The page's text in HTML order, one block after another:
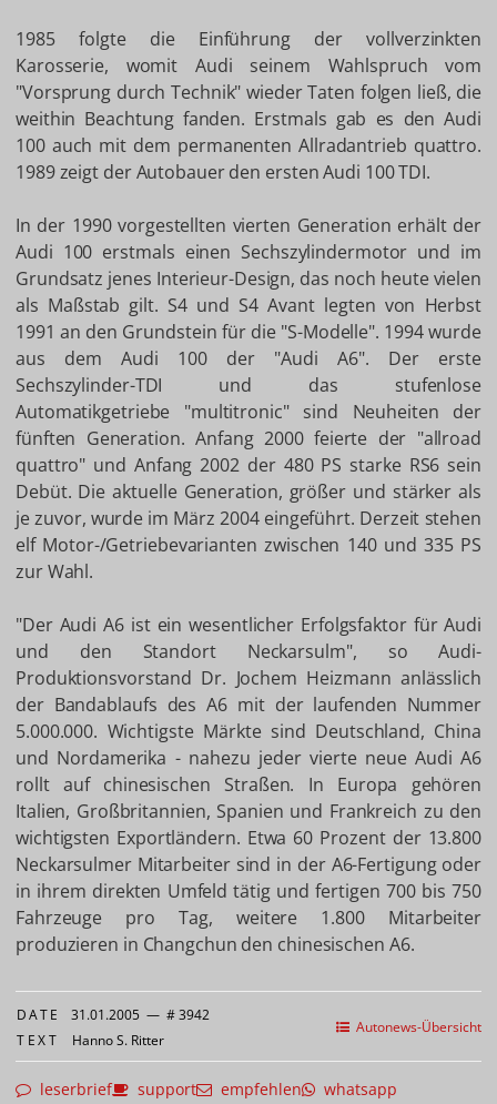
1985 folgte die Einführung der vollverzinkten
Karosserie, womit Audi seinem Wahlspruch vom
"Vorsprung durch Technik" wieder Taten folgen ließ, die
weithin Beachtung fanden. Erstmals gab es den Audi
100 auch mit dem permanenten Allradantrieb quattro.
1989 zeigt der Autobauer den ersten Audi 100 TDI.
In der 1990 vorgestellten vierten Generation erhält der
Audi 100 erstmals einen Sechszylindermotor und im
Grundsatz jenes Interieur-Design, das noch heute vielen
als Maßstab gilt. S4 und S4 Avant legten von Herbst
1991 an den Grundstein für die "S-Modelle". 1994 wurde
aus dem Audi 100 der "Audi A6". Der erste
Sechszylinder-TDI und das stufenlose
Automatikgetriebe "multitronic" sind Neuheiten der
fünften Generation. Anfang 2000 feierte der "allroad
quattro" und Anfang 2002 der 480 PS starke RS6 sein
Debüt. Die aktuelle Generation, größer und stärker als
je zuvor, wurde im März 2004 eingeführt. Derzeit stehen
elf Motor-/Getriebevarianten zwischen 140 und 335 PS
zur Wahl.
"Der Audi A6 ist ein wesentlicher Erfolgsfaktor für Audi
und den Standort Neckarsulm", so Audi-
Produktionsvorstand Dr. Jochem Heizmann anlässlich
der Bandablaufs des A6 mit der laufenden Nummer
5.000.000. Wichtigste Märkte sind Deutschland, China
und Nordamerika - nahezu jeder vierte neue Audi A6
rollt auf chinesischen Straßen. In Europa gehören
Italien, Großbritannien, Spanien und Frankreich zu den
wichtigsten Exportländern. Etwa 60 Prozent der 13.800
Neckarsulmer Mitarbeiter sind in der A6-Fertigung oder
in ihrem direkten Umfeld tätig und fertigen 700 bis 750
Fahrzeuge pro Tag, weitere 1.800 Mitarbeiter
produzieren in Changchun den chinesischen A6.
Autonews-Übersicht
DATE 31.01.2005 — # 3942
TEXT Hanno S. Ritter
leserbrief support empfehlen whatsapp